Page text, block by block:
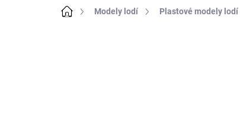
Domů Modely lodí Plastové modely lodí